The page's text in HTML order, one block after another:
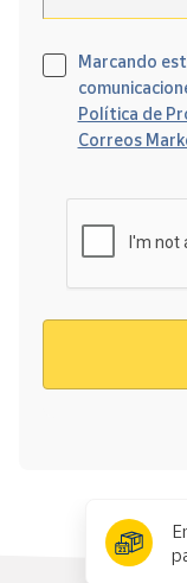
Marcando
Política de
Correos